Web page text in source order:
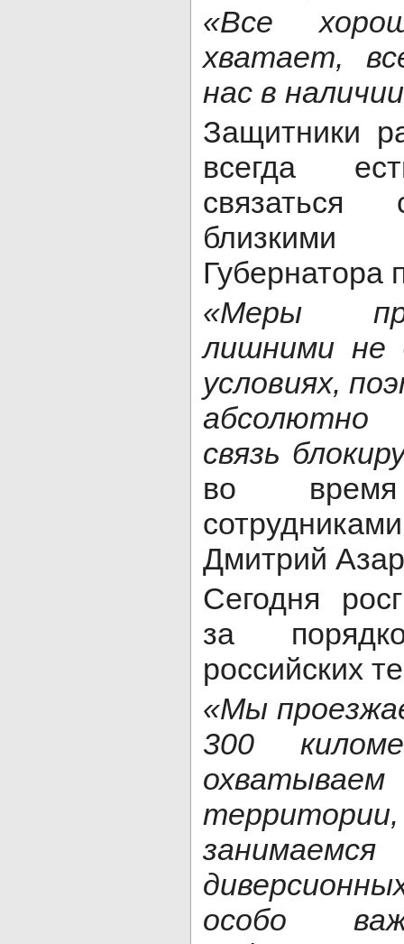
«Все
хватает,
нас в
Защитники
всегда
Губернатора
«Меры
лишними не
условиях,
абсолютно
связь
во
Дмитрий
Сегодня
за
российских
«Мы
300
особо